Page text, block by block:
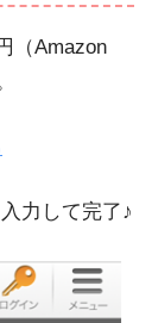
（Amazon
力して完了♪